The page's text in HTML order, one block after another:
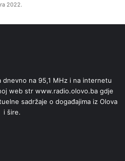
2022.
dnevno na 95,1 MHz i na internetu
web str www.radio.olovo.ba gdje
sadržaje o događajima iz Olova
i šire.